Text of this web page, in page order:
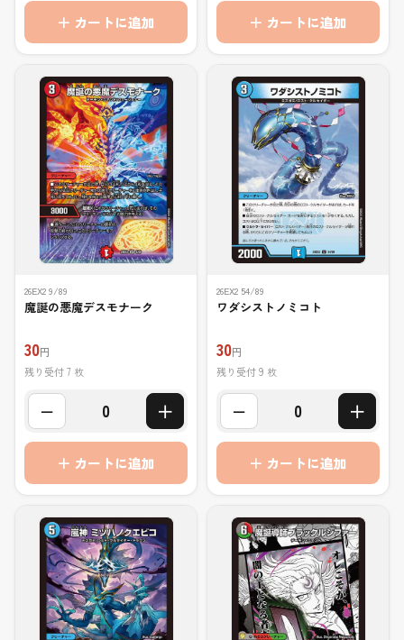
＋ カートに追加 ＋ カートに追加
26EX2 9/89
魔誕の悪魔デスモナーク
30円
残り受付 7 枚
− 0 ＋
＋ カートに追加
26EX2 54/89
ワダシストノミコト
30円
残り受付 9 枚
− 0 ＋
＋ カートに追加